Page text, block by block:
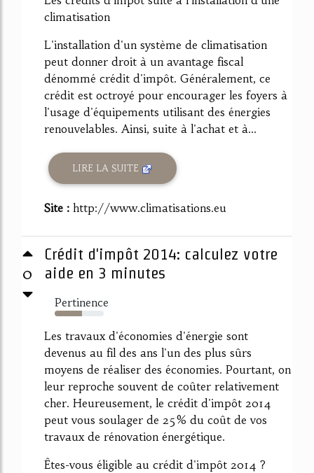
climatisation
L'installation d'un système de climatisation
peut donner droit à un avantage fiscal
dénommé crédit d'impôt. Généralement, ce
crédit est octroyé pour encourager les foyers à
l'usage d'équipements utilisant des énergies
renouvelables. Ainsi, suite à l'achat et à...
LIRE LA SUITE
Site : http://www.climatisations.eu
0
Crédit d'impôt 2014: calculez votre
aide en 3 minutes
Pertinence
55%
Les travaux d'économies d'énergie sont
devenus au fil des ans l'un des plus sûrs
moyens de réaliser des économies. Pourtant, on
leur reproche souvent de coûter relativement
cher. Heureusement, le crédit d'impôt 2014
peut vous soulager de 25% du coût de vos
travaux de rénovation énergétique.
Êtes-vous éligible au crédit d'impôt 2014 ?